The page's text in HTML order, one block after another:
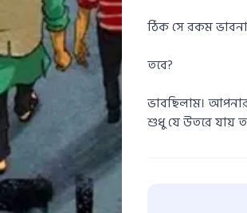
ঠিক সে রকম
তবে?
ভাবছিলাম।
শুধু যে উতরে যায়